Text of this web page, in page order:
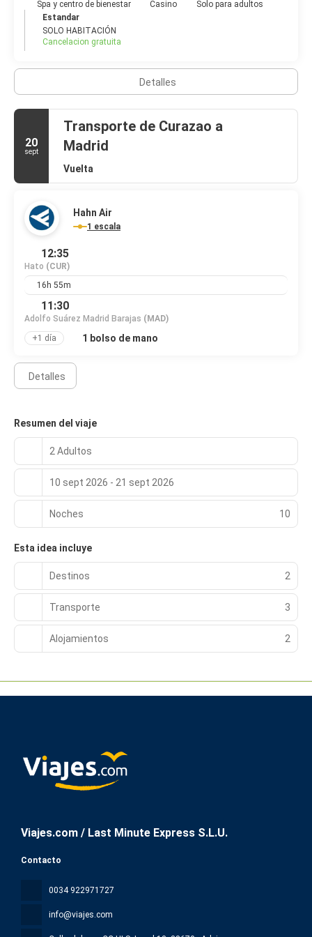
Spa y centro de bienestar
Casino
Solo para adultos
Estandar
SOLO HABITACIÓN
Cancelacion gratuita
Detalles
20
sept
Transporte de Curazao a
Madrid
Vuelta
Hahn Air
1 escala
12:35
Hato (CUR)
16h 55m
11:30
Adolfo Suárez Madrid Barajas (MAD)
+1 día
1 bolso de mano
Detalles
Resumen del viaje
2 Adultos
10 sept 2026 - 21 sept 2026
Noches 10
Esta idea incluye
Destinos 2
Transporte 3
Alojamientos 2
Viajes.com / Last Minute Express S.L.U.
Contacto
0034 922971727
info@viajes.com